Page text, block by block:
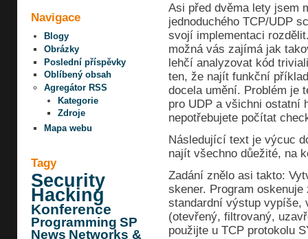
Navigace
Blogy
Obrázky
Poslední příspěvky
Oblíbený obsah
Agregátor RSS
Kategorie
Zdroje
Mapa webu
Tagy
Security
Hacking
Konference
Programming SP
News Networks &
Asi před dvěma lety jsem
jednoduchého TCP/UDP
svojí implementaci
možná vás zajímá jak
lehčí analyzovat kód
ten, že najít funkční
docela umění. Problém je
pro UDP a všichni ostatní
nepotřebujete počítat
Následující text je výcuc
najít všechno důežité, na
Zadání znělo asi takto:
skener. Program
standardní výstup vypíše,
(otevřený, filtrovaný,
použijte u TCP protokolu